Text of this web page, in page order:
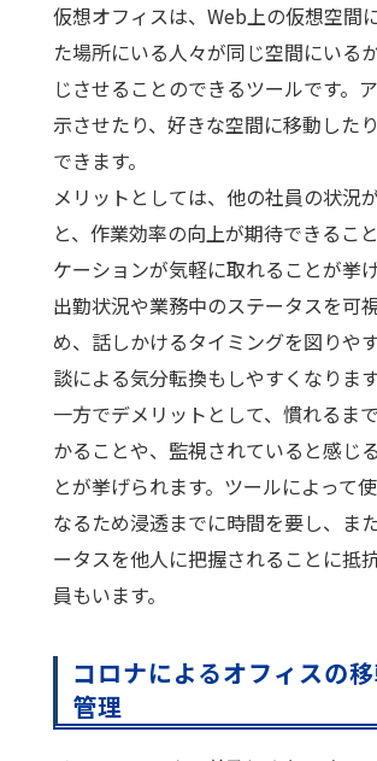
仮想オフィスは、Web上の仮想空間
た場所にいる人々が同じ空間にいる
じさせることのできるツールです。
示させたり、好きな空間に移動した
できます。
メリットとしては、他の社員の状況
と、作業効率の向上が期待できるこ
ケーションが気軽に取れることが挙げ
出勤状況や業務中のステータスを可
め、話しかけるタイミングを図りや
談による気分転換もしやすくなります
一方でデメリットとして、慣れるま
かることや、監視されていると感じ
とが挙げられます。ツールによって
なるため浸透までに時間を要し、ま
ータスを他人に把握されることに抵
員もいます。
コロナによるオフィスの
管理